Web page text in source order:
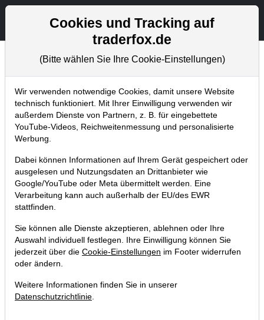
Aktien- und Artikelsuche
Chartanalysen
Home Blog Chartanalysen
Chartanalyse IBM: Gelingt jetzt der
Big-Picture Breakout? Werden die
Quartals-Zahlen sowie die
Kooperation mit Maersk beflügeln?
18.01.2018 um 09:33 Uhr
Cookies und Tracking auf
traderfox.de
(Bitte wählen Sie Ihre Cookie-Einstellungen)
Wir verwenden notwendige Cookies, damit unsere Website
technisch funktioniert. Mit Ihrer Einwilligung verwenden wir
außerdem Dienste von Partnern, z. B. für eingebettete
YouTube-Videos, Reichweitenmessung und personalisierte
Werbung.
Dabei können Informationen auf Ihrem Gerät gespeichert oder
ausgelesen und Nutzungsdaten an Drittanbieter wie
Google/YouTube oder Meta übermittelt werden. Eine
Verarbeitung kann auch außerhalb der EU/des EWR
stattfinden.
Sie können alle Dienste akzeptieren, ablehnen oder Ihre
Auswahl individuell festlegen. Ihre Einwilligung können Sie
jederzeit über die Cookie-Einstellungen im Footer widerrufen
oder ändern.
Weitere Informationen finden Sie in unserer
Datenschutzrichtlinie.